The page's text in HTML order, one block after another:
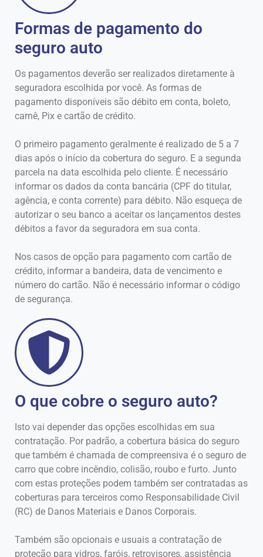
Formas de pagamento do
seguro auto
Os pagamentos deverão ser realizados diretamente à
seguradora escolhida por você. As formas de
pagamento disponíveis são débito em conta, boleto,
carnê, Pix e cartão de crédito.
O primeiro pagamento geralmente é realizado de 5 a 7
dias após o início da cobertura do seguro. E a segunda
parcela na data escolhida pelo cliente. É necessário
informar os dados da conta bancária (CPF do titular,
agência, e conta corrente) para débito. Não esqueça de
autorizar o seu banco a aceitar os lançamentos destes
débitos a favor da seguradora em sua conta.
Nos casos de opção para pagamento com cartão de
crédito, informar a bandeira, data de vencimento e
número do cartão. Não é necessário informar o código
de segurança.
O que cobre o seguro auto?
Isto vai depender das opções escolhidas em sua
contratação. Por padrão, a cobertura básica do seguro
que também é chamada de compreensiva é o seguro de
carro que cobre incêndio, colisão, roubo e furto. Junto
com estas proteções podem também ser contratadas as
coberturas para terceiros como Responsabilidade Civil
(RC) de Danos Materiais e Danos Corporais.
Também são opcionais e usuais a contratação de
proteção para vidros, faróis, retrovisores, assistência